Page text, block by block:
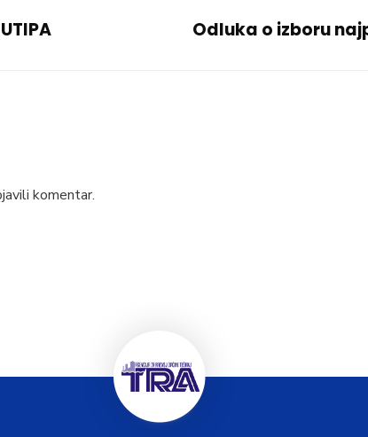
Odluka o izboru
komentar.